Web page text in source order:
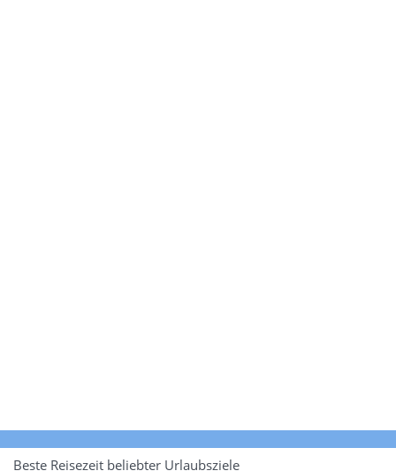
Beste Reisezeit beliebter Urlaubsziele